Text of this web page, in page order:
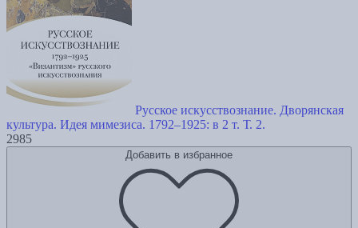
Русское искусствознание. Дворянская
культура. Идея мимезиса. 1792–1925: в 2 т. Т. 2.
2985
Добавить в избранное